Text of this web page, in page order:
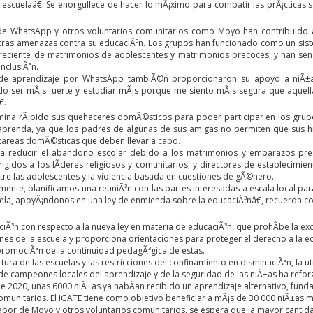
Se enorgullece de hacer lo mÃ¡ximo para combatir las
WhatsApp y otros voluntarios comunitarios como Moyo han
amenazas contra su educaciÃ³n. Los grupos han funcionado como un
de matrimonios de adolescentes y matrimonios precoces, y han
aprendizaje por WhatsApp tambiÃ©n proporcionaron su apoyo a
ser mÃ¡s fuerte y estudiar mÃ¡s porque me siento mÃ¡s segura que
rÃ¡pido sus quehaceres domÃ©sticos para poder participar en los
ya que los padres de algunas de sus amigas no permiten que sus
domÃ©sticas que deben llevar a cabo.
reducir el abandono escolar debido a los matrimonios y embarazos
a los lÃ­deres religiosos y comunitarios, y directores de
las adolescentes y la violencia basada en cuestiones de gÃ©nero.
planificamos una reuniÃ³n con las partes interesadas a escala local
apoyÃ¡ndonos en una ley de enmienda sobre la educaciÃ³nâ€, recuerda
con respecto a la nueva ley en materia de educaciÃ³n, que prohÃ­be la
de la escuela y proporciona orientaciones para proteger el derecho a la
de la continuidad pedagÃ³gica de estas.
de las escuelas y las restricciones del confinamiento en disminuciÃ³n, la
campeones locales del aprendizaje y de la seguridad de las niÃ±as ha
2020, unas 6000 niÃ±as ya habÃ­an recibido un aprendizaje alternativo,
El IGATE tiene como objetivo beneficiar a mÃ¡s de 30 000 niÃ±as
de Moyo y otros voluntarios comunitarios, se espera que la mayor